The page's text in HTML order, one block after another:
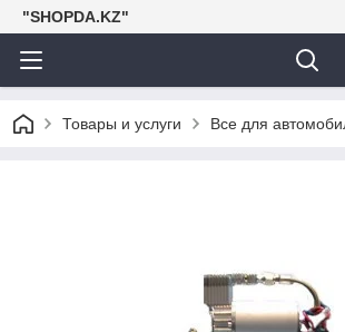
"SHOPDA.KZ"
Товары и услуги Все для